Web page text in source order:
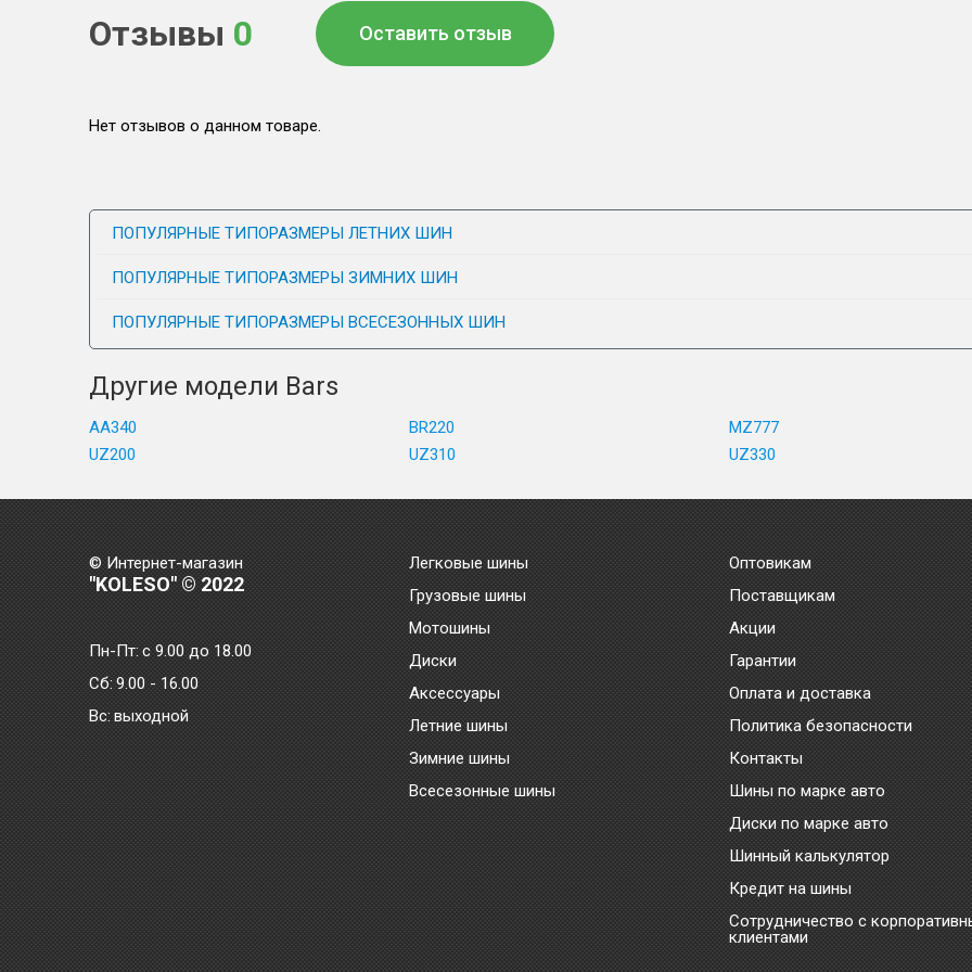
Отзывы 0 Оставить отзыв
Нет отзывов о данном товаре.
ПОПУЛЯРНЫЕ ТИПОРАЗМЕРЫ ЛЕТНИХ ШИН
ПОПУЛЯРНЫЕ ТИПОРАЗМЕРЫ ЗИМНИХ ШИН
ПОПУЛЯРНЫЕ ТИПОРАЗМЕРЫ ВСЕСЕЗОННЫХ ШИН
Другие модели Bars
AA340 BR220 MZ777
UZ200
UZ310 UZ330
© Интернет-магазин
"KOLESO" © 2022
Пн-Пт:с 9.00 до 18.00
Сб: 9.00 - 16.00
Bc: выходной
Легковые шины
Грузовые шины
Мотошины
Диски
Аксессуары
Летние шины
Зимние шины
Всесезонные шины
Оптовикам
Поставщикам
Акции
Гарантии
Оплата и доставка
Политика безопасности
Контакты
Шины по марке авто
Диски по марке авто
Шинный калькулятор
Кредит на шины
Сотрудничество с
клиентами